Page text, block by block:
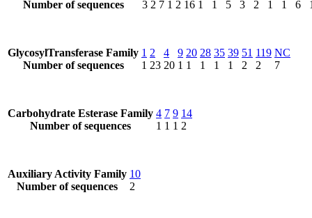
Number of sequences
3 2 7 1 2 16 1
1
5
3
2
1
1
6
GlycosylTransferase Family
Number of sequences
1
1
2
23
4
20
9
1
20
1
28
1
35
1
39
1
51
2
119
2
NC
7
Carbohydrate Esterase Family
Number of sequences
4
1
7
1
9
1
14
2
Auxiliary Activity Family
Number of sequences
10
2